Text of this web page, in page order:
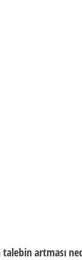
artması